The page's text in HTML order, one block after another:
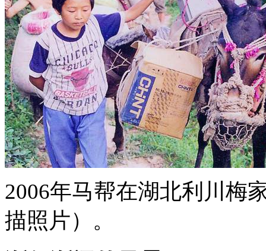
2006年马帮在湖北利川梅
描照片）。